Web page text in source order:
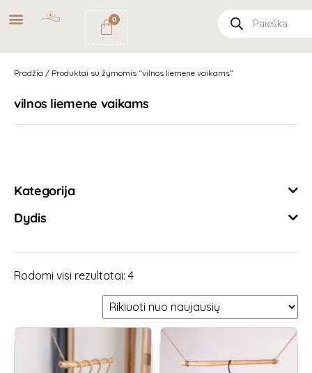
NEMOKAMAS
PRISTATYMAS
PAŠTOMATU
UŽSAKYMAMS NUO
0
Pradžia / Produktai su žymomis “vilnos liemene vaikams”
vilnos liemene vaikams
Kategorija
Dydis
Rodomi visi rezultatai: 4